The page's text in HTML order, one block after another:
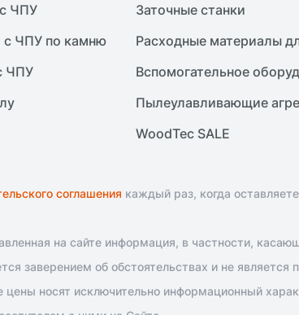
ЧПУ
с ЧПУ по камню
ЧПУ
Заточные станки
Расходные материалы
Вспомогательное
Пылеулавливающие
WoodTec SALE
соглашения каждый раз, когда
на сайте информация, в частности,
заверением об обстоятельствах и не
носят исключительно информационный